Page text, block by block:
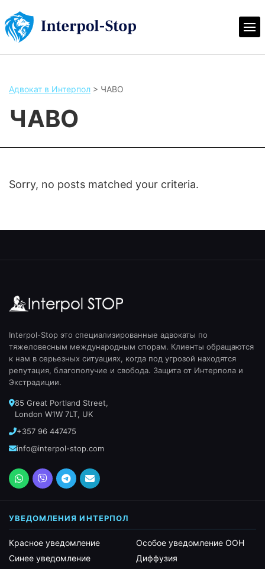
Адвокат в Интерпол > ЧАВО
ЧАВО
Sorry, no posts matched your criteria.
Interpol-Stop это специализированные адвокаты по
тяжеловесным международным спорам. Клиенты обращаются
к нам в серьезных ситуациях, когда под угрозой находятся
репутация, благополучие и свобода. Защита от Интерпола и
Экстрадиции.
85 Great Portland Street,
London W1W 7LT, UK
+357 96 447475
info@interpol-stop.com
УВЕДОМЛЕНИЯ ИНТЕРПОЛ
Красное уведомление
Синее уведомление
Особое уведомление ООН
Диффузия